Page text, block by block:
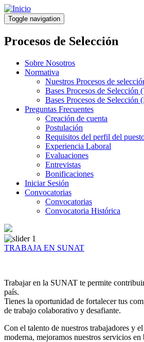
Pasar
al
contenido
principal
Toggle navigation
Procesos de Selección
Sobre Nosotros
Normativa
Nuestros Procesos de
Bases Procesos de Selección
Bases Procesos de Selección
Preguntas Frecuentes
Creación de cuenta
Postulación
Requisitos del perfil del
Experiencia Laboral
Evaluaciones
Entrevistas
Bonificaciones
Iniciar Sesión
Convocatorias
Convocatorias
Convocatoria Histórica
TRABAJA EN SUNAT
Trabajar en la SUNAT te permite
país.
Tienes la oportunidad de fortalecer tus
de trabajo colaborativo y desafiante.
Con el talento de nuestros trabajadores y
moderna, mejoramos nuestros servicios